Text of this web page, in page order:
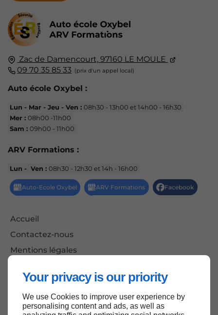
Your privacy is our priority
We use Cookies to improve user experience by
personalising content and ads, as well as
Zac de Damencourt, 97160 LE MOULE
09 70 35 85 33
Auto école Oxybel :
Lun - Mar - Jeu - Ven :08h30 - 13h00 et 14h00 - 16h30
Mer :08h00 -11h00
Sam :09h00 - 11h00
ARV Formations :
Lun - Ven :08h30 - 12h30 et 14h - 16h00
Accueil
Contactez-nous
Mentions légales
Haut de page